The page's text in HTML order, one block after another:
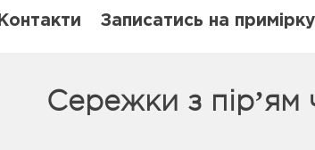
Контакти Записатись на примірку
Сережки з пірʼям